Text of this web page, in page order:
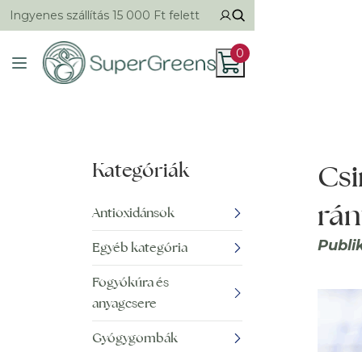
Ingyenes szállítás 15 000 Ft felett
0
Kategóriák
Antioxidánsok
Egyéb kategória
Fogyókúra és
anyagcsere
Gyógygombák